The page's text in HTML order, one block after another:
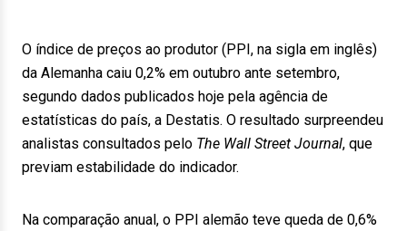
O índice de preços ao produtor (PPI, na sigla em inglês)
da Alemanha caiu 0,2% em outubro ante setembro,
segundo dados publicados hoje pela agência de
estatísticas do país, a Destatis. O resultado surpreendeu
analistas consultados pelo The Wall Street Journal, que
previam estabilidade do indicador.
Na comparação anual, o PPI alemão teve queda de 0,6%